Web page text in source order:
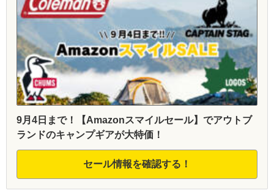
9月4日まで！【Amazonスマイルセール】でアウトブ
ランドのキャンプギアが大特価！
セール情報を確認する！